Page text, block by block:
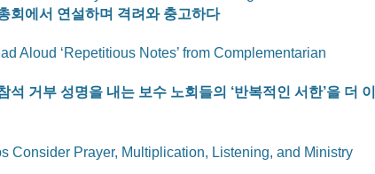
회에서 연설하며 격려와 충고하다
Aloud ‘Repetitious Notes’ from Complementarian
석 거부 성명을 내는 보수 노회들의 ‘반복적인 서한’을 더 이
Consider Prayer, Multiplication, Listening, and Ministry